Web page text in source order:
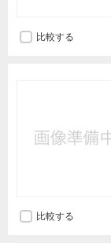
比較する
比較する